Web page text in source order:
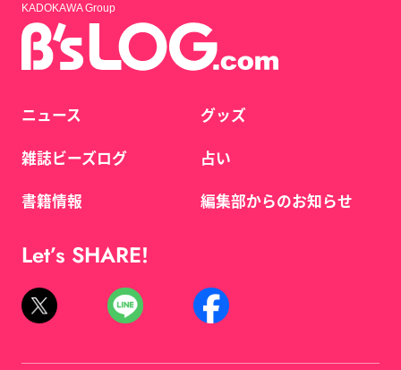
KADOKAWA Group
ニュース
雑誌ビーズログ
書籍情報
グッズ
占い
編集部からのお知らせ
Let’s SHARE!